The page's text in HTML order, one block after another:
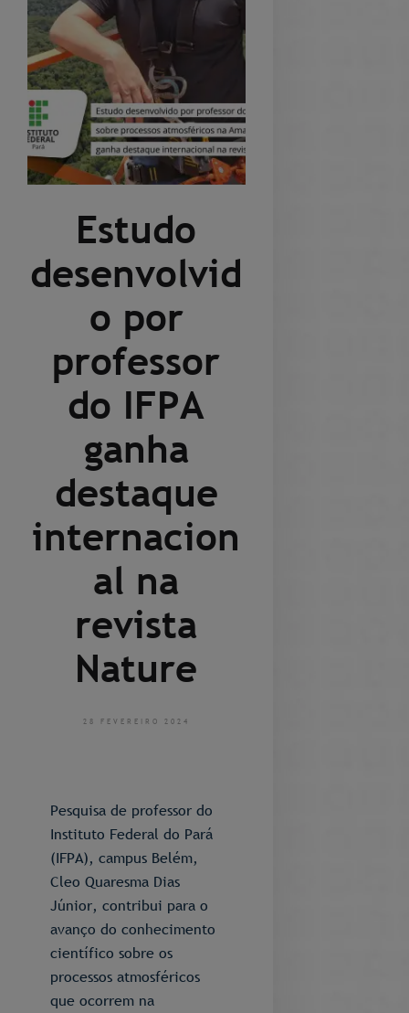
Estudo
desenvolvid
o por
professor
do IFPA
ganha
destaque
internacion
al na
revista
Nature
28 FEVEREIRO 2024
Pesquisa de professor do
Instituto Federal do Pará
(IFPA), campus Belém,
Cleo Quaresma Dias
Júnior, contribui para o
avanço do conhecimento
científico sobre os
processos atmosféricos
que ocorrem na